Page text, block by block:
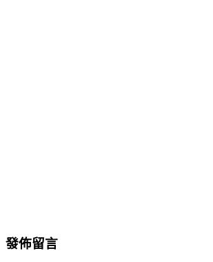
發佈留言